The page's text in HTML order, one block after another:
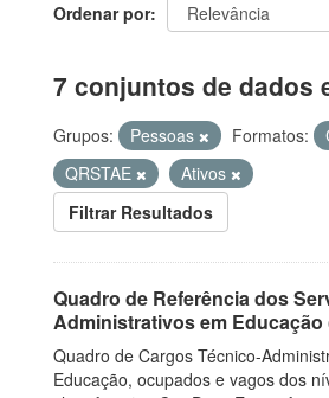
Ordenar por
7 conjuntos de dados
Grupos: Pessoas Formatos:
QRSTAE
Ativos
Filtrar Resultados
Quadro de Referência dos
Administrativos em Educação
Quadro de Cargos Técnico-
Educação, ocupados e vagos dos